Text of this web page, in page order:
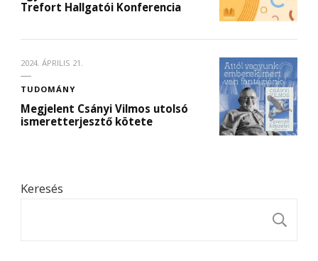
Trefort Hallgatói Konferencia
2024. ÁPRILIS 21.
TUDOMÁNY
Megjelent Csányi Vilmos utolsó
ismeretterjesztő kötete
Keresés